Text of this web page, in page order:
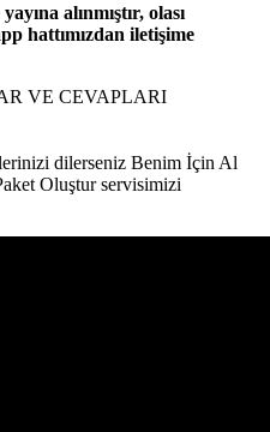
alınmıştır, olası
hattımızdan iletişime
VE CEVAPLARI
dilerseniz Benim İçin Al
Oluştur servisimizi